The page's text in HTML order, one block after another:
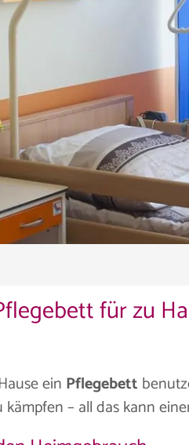
für zu
ein Pflegebett
– all das kann